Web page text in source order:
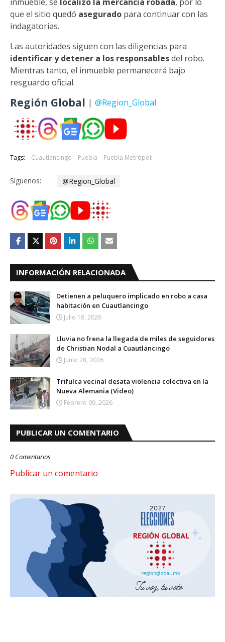
que el sitio quedó asegurado para continuar con las
indagatorias.
Las autoridades siguen con las diligencias para
identificar y detener a los responsablesdel robo.
Mientras tanto, el inmueble permanecerá bajo
resguardo oficial.
Región Global | @Region_Global
Tags: Cuautlancingo Puebla Puebla Metrópoli
Síguenos: @Region_Global
INFORMACIÓN RELACIONADA
Detienen a peluquero implicado en robo a casa
habitación en Cuautlancingo
Julio 18, 2026
Lluvia no frena la llegada de miles de seguidores
de Christian Nodal a Cuautlancingo
Junio 28, 2026
Trifulca vecinal desata violencia colectiva en la
Nueva Alemania (Video)
Febrero 09, 2026
PUBLICAR UN COMENTARIO
0 Comentarios
Publicar un comentario